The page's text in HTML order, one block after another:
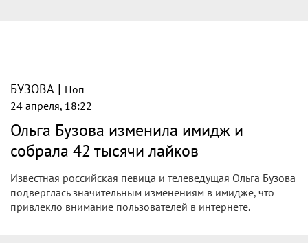
БУЗОВА | Поп
24 апреля, 18:22
Ольга Бузова изменила имидж и
собрала 42 тысячи лайков
Известная российская певица и телеведущая Ольга Бузова
подверглась значительным изменениям в имидже, что
привлекло внимание пользователей в интернете.